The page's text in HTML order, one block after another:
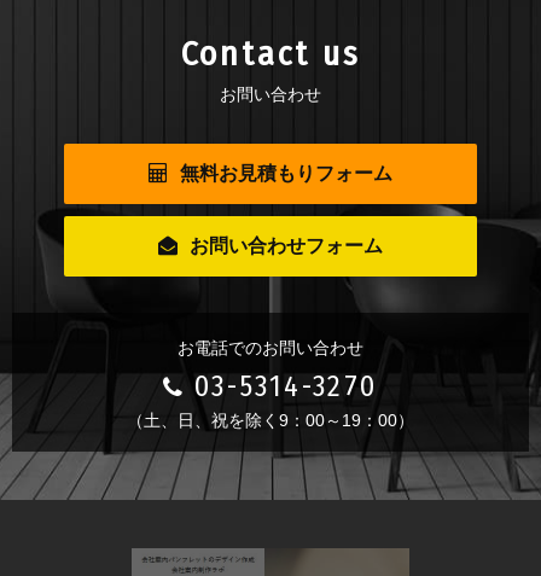
Contact us
お問い合わせ
無料お見積もりフォーム
お問い合わせフォーム
お電話でのお問い合わせ
03-5314-3270
（土、日、祝を除く9：00～19：00）